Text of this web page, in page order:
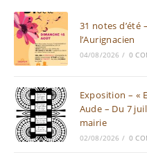
31 notes d’été
l’Aurignacien
04/08/2026 / 0
Exposition – «
Aude – Du 7
mairie
02/08/2026 / 0